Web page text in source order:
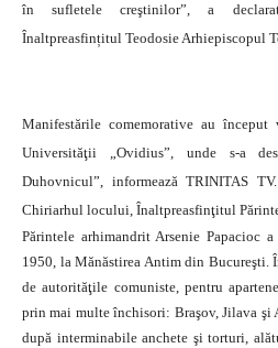
în sufletele creştinilor”, a
Înaltpreasfințitul Teodosie Arhiepiscopul
Manifestările comemorative au
Universităţii „Ovidius”, unde s-a
Duhovnicul”, informează TRINITAS
Chiriarhul locului, Înaltpreasfinţitul
Părintele arhimandrit Arsenie Papacioc
1950, la Mănăstirea Antim din Bucureşti.
de autorităţile comuniste, pentru
prin mai multe închisori: Braşov, Jilava şi
după interminabile anchete şi torturi,